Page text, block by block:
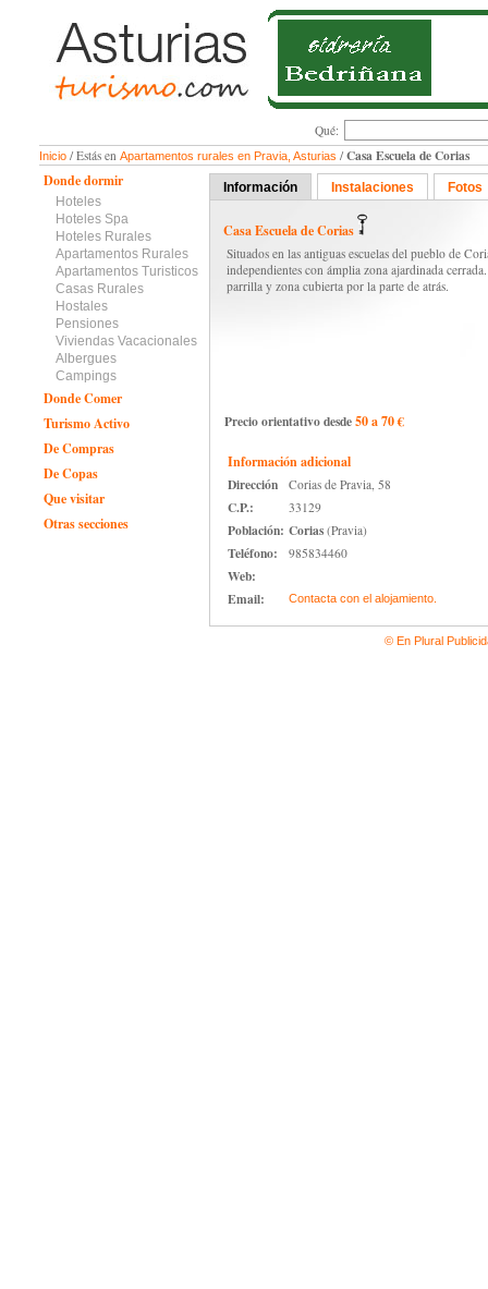
Qué:
Inicio / Estás en Apartamentos rurales en Pravia, Asturias / Casa Escuela de Corias
Donde dormir
Hoteles
Hoteles Spa
Hoteles Rurales
Apartamentos Rurales
Apartamentos Turisticos
Casas Rurales
Hostales
Pensiones
Viviendas Vacacionales
Albergues
Campings
Donde Comer
Turismo Activo
De Compras
De Copas
Que visitar
Otras secciones
Información Instalaciones Fotos
Casa Escuela de Corias
Situados en las antiguas escuelas del pueblo de
independientes con ámplia zona ajardinada
parrilla y zona cubierta por la parte de atrás.
Precio orientativo desde 50 a 70 €
Información adicional
Dirección
Corias de Pravia, 58
C.P.: 33129
Población: Corias(Pravia)
Teléfono: 985834460
Web:
Email:
Contacta con el alojamiento.
© En Plural